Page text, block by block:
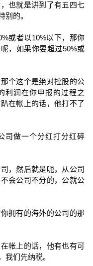
也就是讲到了有五四七
别的。
或者以10%以下，那你
，如果你要超过50%或
个这个是绝对控股的公
利润在你申报的过程之
在帐上的话，他打不了
司做一个分红打分红碎
，然后就是呃，从公司
会公司不分的，公就公
拥有的海外的公司的那
帐上的话，他有也有可
我们先纳税。